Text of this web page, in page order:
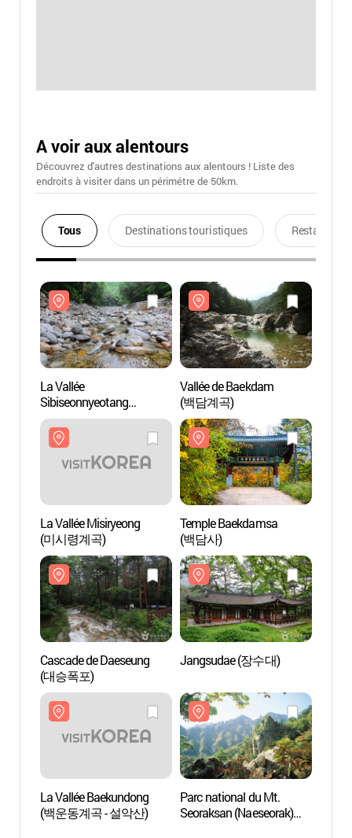
A voir aux alentours
Découvrez d'autres destinations aux alentours ! Liste des
endroits à visiter dans un périmétre de 50km.
Tous Destinations touristiques Restaurants
La Vallée
Sibiseonnyeotang
(십이선녀탕)
Vallée de Baekdam
(백담계곡)
La Vallée Misiryeong
(미시령계곡)
Temple Baekdamsa
(백담사)
Cascade de Daeseung
(대승폭포)
Jangsudae (장수대)
La Vallée Baekundong
(백운동계곡 - 설악산)
Parc national du Mt.
Seoraksan (Naeseorak)